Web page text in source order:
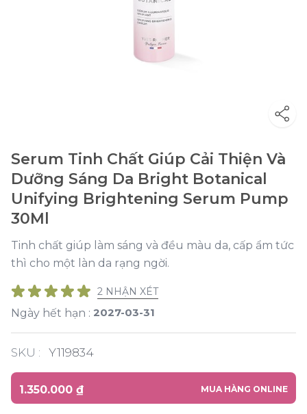
Serum Tinh Chất Giúp Cải Thiện Và
Dưỡng Sáng Da Bright Botanical
Unifying Brightening Serum Pump
30Ml
Tinh chất giúp làm sáng và đều màu da, cấp ẩm tức
thì cho một làn da rạng ngời.
2 NHẬN XÉT
Ngày hết hạn : 2027-03-31
SKU : Y119834
1.350.000 ₫ MUA HÀNG ONLINE